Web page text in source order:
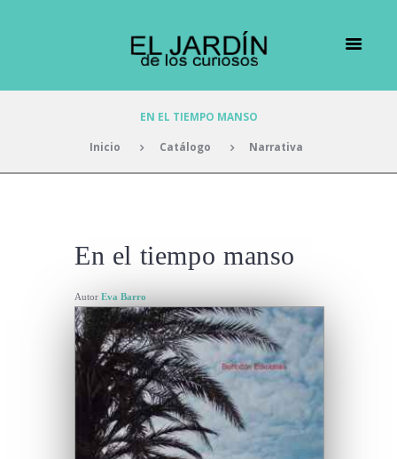
EN EL TIEMPO MANSO
Inicio Catálogo Narrativa
En el tiempo manso
Autor Eva Barro